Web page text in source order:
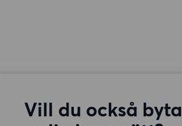
Vill du också byta